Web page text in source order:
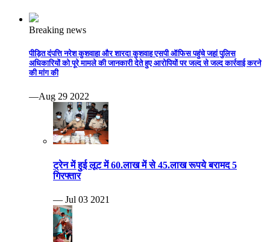
Breaking news
पीड़ित दंपत्ति नरेश कुशवाहा और शारदा कुशवाह एसपी ऑफिस पहुंचे जहां पुलिस
अधिकारियों को पूरे मामले की जानकारी देते हुए आरोपियों पर जल्द से जल्द कार्रवाई करने
की मांग की
—Aug 29 2022
ट्रेन में हुई लूट में 60.लाख में से 45.लाख रूपये बरामद 5
गिरफ्तार
— Jul 03 2021